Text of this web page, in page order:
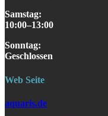
Samstag:
10:00–13:00
Sonntag:
Geschlossen
Web Seite
aquaris.de